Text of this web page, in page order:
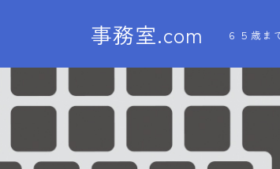
事務室.com ６５歳ま